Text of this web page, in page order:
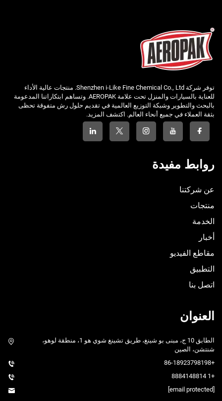
توفر شركة Shenzhen i-Like Fine Chemical Co., Ltd. منتجات عالية الأداء
للعناية بالسيارات والمنزل تحت علامة AEROPAK. وتساهم ابتكاراتنا المدعومة
بالبحث والتطوير وشبكة التوزيع العالمية في تقديم حلول رش متفوقة تحظى
بثقة العملاء في جميع أنحاء العالم. اكتشف المزيد.
روابط مفيدة
عن شركتنا
منتجات
الخدمة
أخبار
مقاطع الفيديو
التطبيق
اتصل بنا
العنوان
الطابق 10 ج، مبنى بو شينغ، طريق تشينغ شوي هو 1، منطقة لوهو،
شنتشن، الصين
+86-18923798198
+1 8884148814